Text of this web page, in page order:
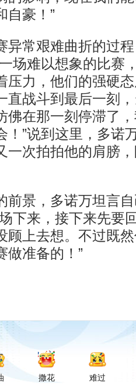
自豪！”
常艰难曲折的过程
场难以想象的比赛
压力，他们的强硬
直战斗到最后一刻
佛在那一刻停滞了
！”说到这里，多诺
一次拍拍他的肩膀
景，多诺万坦言自
下来，接下来先要
顾上去想。不过既
做准备的！”
撒花 难过